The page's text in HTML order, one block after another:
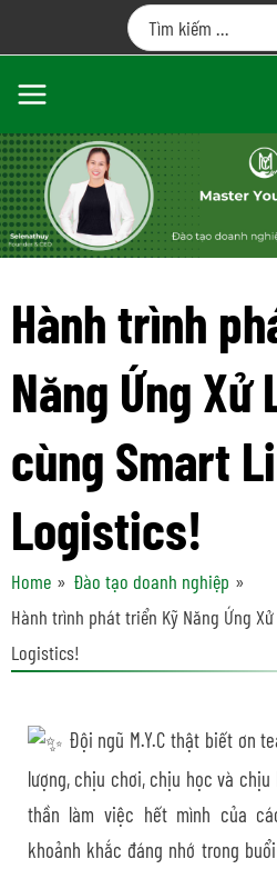
Hành trình
Năng Ứng Xử
cùng Smart
Logistics!
Home
Đào tạo doanh nghiệp
Hành trình phát triển Kỹ Năng Ứng
Logistics!
Đội ngũ M.Y.C thật biết ơn
lượng, chịu chơi, chịu học và
thần làm việc hết mình của
khoảnh khắc đáng nhớ trong buổi